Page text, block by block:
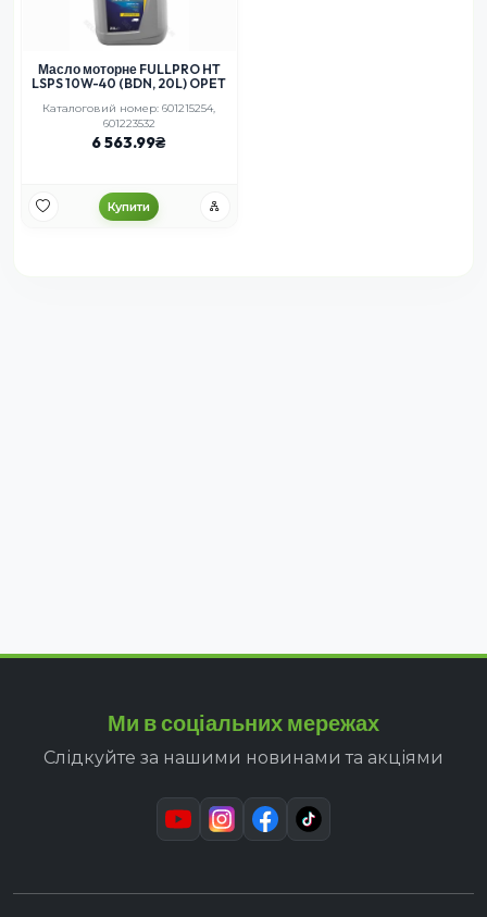
Масло моторне FULLPRO HT
LSPS 10W-40 (BDN, 20L) OPET
Каталоговий номер: 601215254,
601223532
6 563.99
Купити
Ми в соціальних мережах
Слідкуйте за нашими новинами та акціями